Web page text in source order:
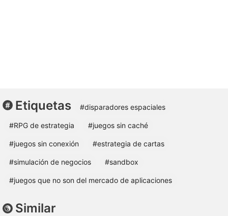
Etiquetas #disparadores espaciales
#RPG de estrategia #juegos sin caché
#juegos sin conexión #estrategia de cartas
#simulación de negocios #sandbox
#juegos que no son del mercado de aplicaciones
Similar